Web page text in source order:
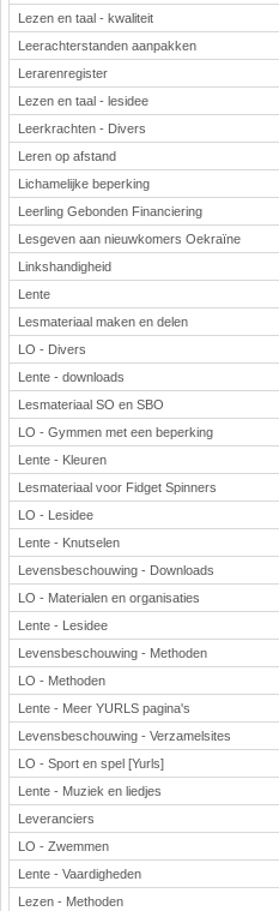
Lezen en taal - kwaliteit
Leerachterstanden aanpakken
Lerarenregister
Lezen en taal - lesidee
Leerkrachten - Divers
Leren op afstand
Lichamelijke beperking
Leerling Gebonden Financiering
Lesgeven aan nieuwkomers Oekraïne
Linkshandigheid
Lente
Lesmateriaal maken en delen
LO - Divers
Lente - downloads
Lesmateriaal SO en SBO
LO - Gymmen met een beperking
Lente - Kleuren
Lesmateriaal voor Fidget Spinners
LO - Lesidee
Lente - Knutselen
Levensbeschouwing - Downloads
LO - Materialen en organisaties
Lente - Lesidee
Levensbeschouwing - Methoden
LO - Methoden
Lente - Meer YURLS pagina's
Levensbeschouwing - Verzamelsites
LO - Sport en spel [Yurls]
Lente - Muziek en liedjes
Leveranciers
LO - Zwemmen
Lente - Vaardigheden
Lezen - Methoden